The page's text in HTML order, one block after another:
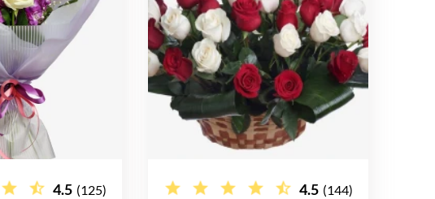
4.5 (125) 4.5 (144)